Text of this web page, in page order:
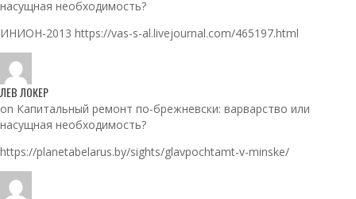
насущная необходимость?
ИНИОН-2013 https://vas-s-al.livejournal.com/465197.html
ЛЕВ ЛОКЕР
on Капитальный ремонт по-брежневски: варварство или
насущная необходимость?
https://planetabelarus.by/sights/glavpochtamt-v-minske/